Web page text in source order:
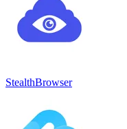
StealthBrowser